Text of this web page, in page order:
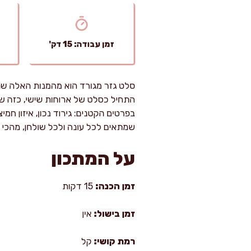
זמן עבודה: 15 דק'
סלט גזר מגורד הוא מהמנות האלה
התחיל כסלט של ארוחות שישי, כזה
בפרטים הקטנים: גירוד נכון, איזון
שמתאים לכל עונה ולכל שולחן, מהכי
על המתכון
זמן הכנה:
זמן בישול: אין
רמת קושי: קל